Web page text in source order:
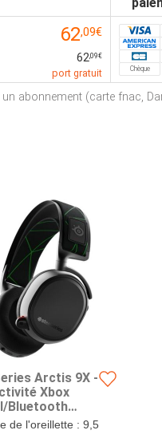
62,09€
62,09€
port gratuit
Chèque
abonnement (carte fnac,
Arctis 9X -
Xbox
Bluetooth
- Fonctionne
Series X - 20+
de l'oreillette : 9,5